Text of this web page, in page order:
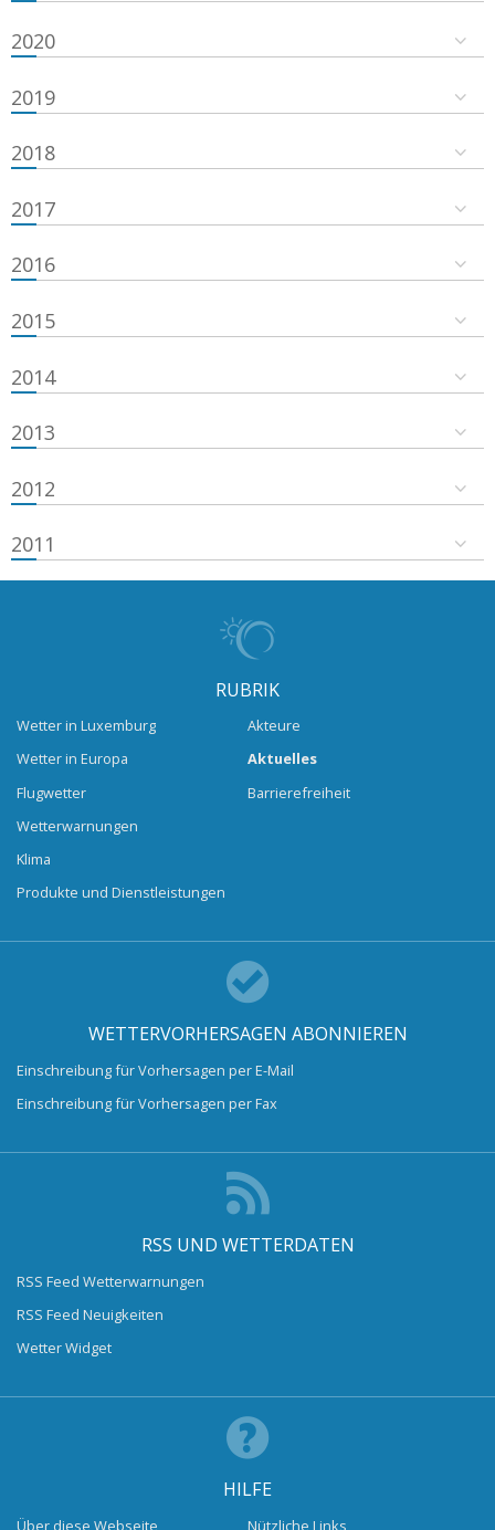
2020
2019
2018
2017
2016
2015
2014
2013
2012
2011
RUBRIK
Wetter in Luxemburg
Wetter in Europa
Flugwetter
Wetterwarnungen
Klima
Produkte und Dienstleistungen
Akteure
Aktuelles
Barrierefreiheit
WETTERVORHERSAGEN ABONNIEREN
Einschreibung für Vorhersagen per E-Mail
Einschreibung für Vorhersagen per Fax
RSS UND WETTERDATEN
RSS Feed Wetterwarnungen
RSS Feed Neuigkeiten
Wetter Widget
HILFE
Über diese Webseite Nützliche Links